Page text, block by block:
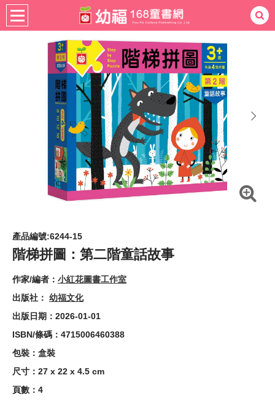
熱門： 忍者兔 ㄅㄆㄇ學習桌遊
手指按按
拼圖 練習本 積木黏土
3D立體書繪本讀本
書籍分齡 適用年齡 0-3歲
next
產品編號:6244-15
階梯拼圖：第二階童話故事
作家/編者： 小紅花圖書工作室
出版社： 幼福文化
出版日期：2026-01-01
ISBN/條碼：4715006460388
包裝：盒裝
尺寸：27 x 22 x 4.5 cm
頁數：4